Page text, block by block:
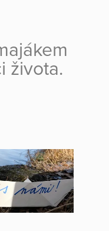
života.